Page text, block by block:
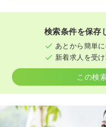
検索条件を保存
あとから簡単
新着求人を受
この検